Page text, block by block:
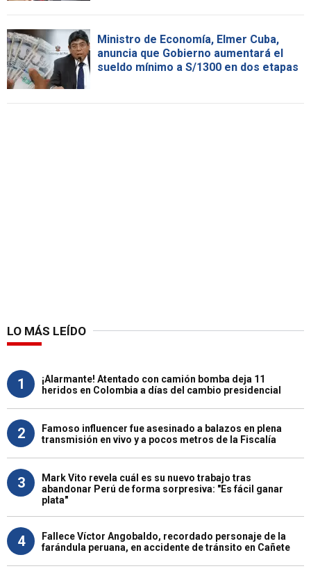
Ministro de Economía, Elmer Cuba,
anuncia que Gobierno aumentará el
sueldo mínimo a S/1300 en dos etapas
LO MÁS LEÍDO
1
¡Alarmante! Atentado con camión bomba deja 11
heridos en Colombia a días del cambio presidencial
2
Famoso influencer fue asesinado a balazos en plena
transmisión en vivo y a pocos metros de la Fiscalía
3
Mark Vito revela cuál es su nuevo trabajo tras
abandonar Perú de forma sorpresiva: "Es fácil ganar
plata"
4
Fallece Víctor Angobaldo, recordado personaje de la
farándula peruana, en accidente de tránsito en Cañete